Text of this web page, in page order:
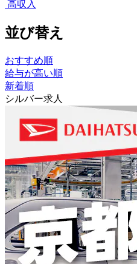
高収入
並び替え
おすすめ順
給与が高い順
新着順
シルバー求人